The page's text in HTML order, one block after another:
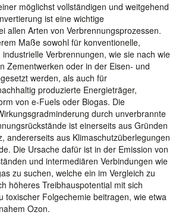
möglichst vollständigen und weitgehend
ist eine wichtige
allen Arten von Verbrennungsprozessen.
Maße sowohl für konventionelle,
Verbrennungen, wie sie nach wie
Zementwerken oder in der Eisen- und
werden, als auch für
produzierte Energieträger,
von e-Fuels oder Biogas. Die
durch unverbrannte
ist einerseits aus Gründen
andererseits aus Klimaschutzüberlegungen
Die Ursache dafür ist in der Emission von
und intermediären Verbindungen wie
zu suchen, welche ein im Vergleich zu
höheres Treibhauspotential mit sich
toxischer Folgechemie beitragen, wie etwa
Ozon.